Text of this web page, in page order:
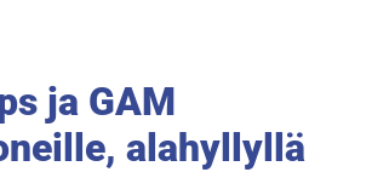
ja GAM
alahyllyllä